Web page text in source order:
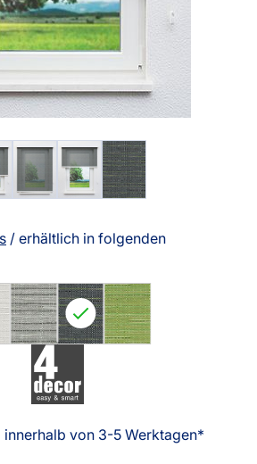
/ erhältlich in folgenden
von 3-5 Werktagen*